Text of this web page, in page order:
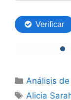
Categorías
Análisis
Etiquetas
Alicia